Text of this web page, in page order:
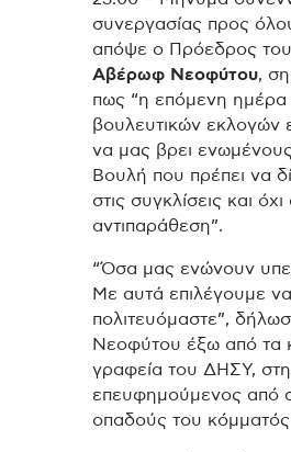
συνεργασίας προς
απόψε ο Πρόεδρος
Αβέρωφ Νεοφύτου,
πως “η επόμενη ημέρα
βουλευτικών εκλογών
να μας βρει
Βουλή που πρέπει να
στις συγκλίσεις και
αντιπαράθεση”.
“Όσα μας ενώνουν
Με αυτά επιλέγουμε να
πολιτευόμαστε”,
Νεοφύτου έξω από τα
γραφεία του ΔΗΣΥ,
επευφημούμενος από
οπαδούς του κόμματός